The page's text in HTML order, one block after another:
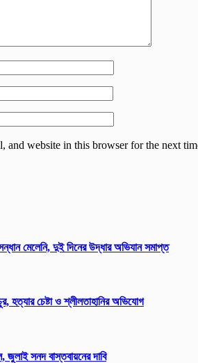
and website in this browser for the next
মেলেনি, দুই দিনের উদ্ধার অভিযান সমাপ্ত
হত্যার চেষ্টা ও শ্লীলতাহানির অভিযোগ
জুলাই সনদ বাস্তবায়নের দাবি